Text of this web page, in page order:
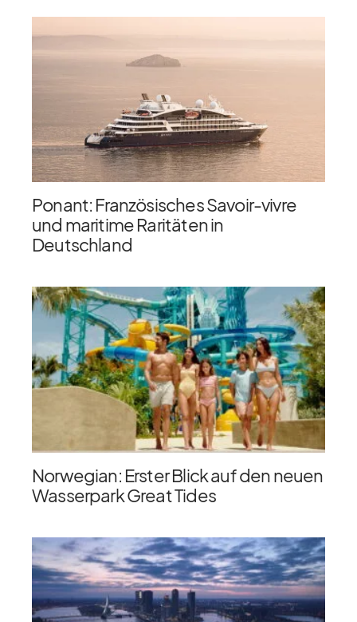
Ponant: Französisches Savoir-vivre
und maritime Raritäten in
Deutschland
Norwegian: Erster Blick auf den neuen
Wasserpark Great Tides